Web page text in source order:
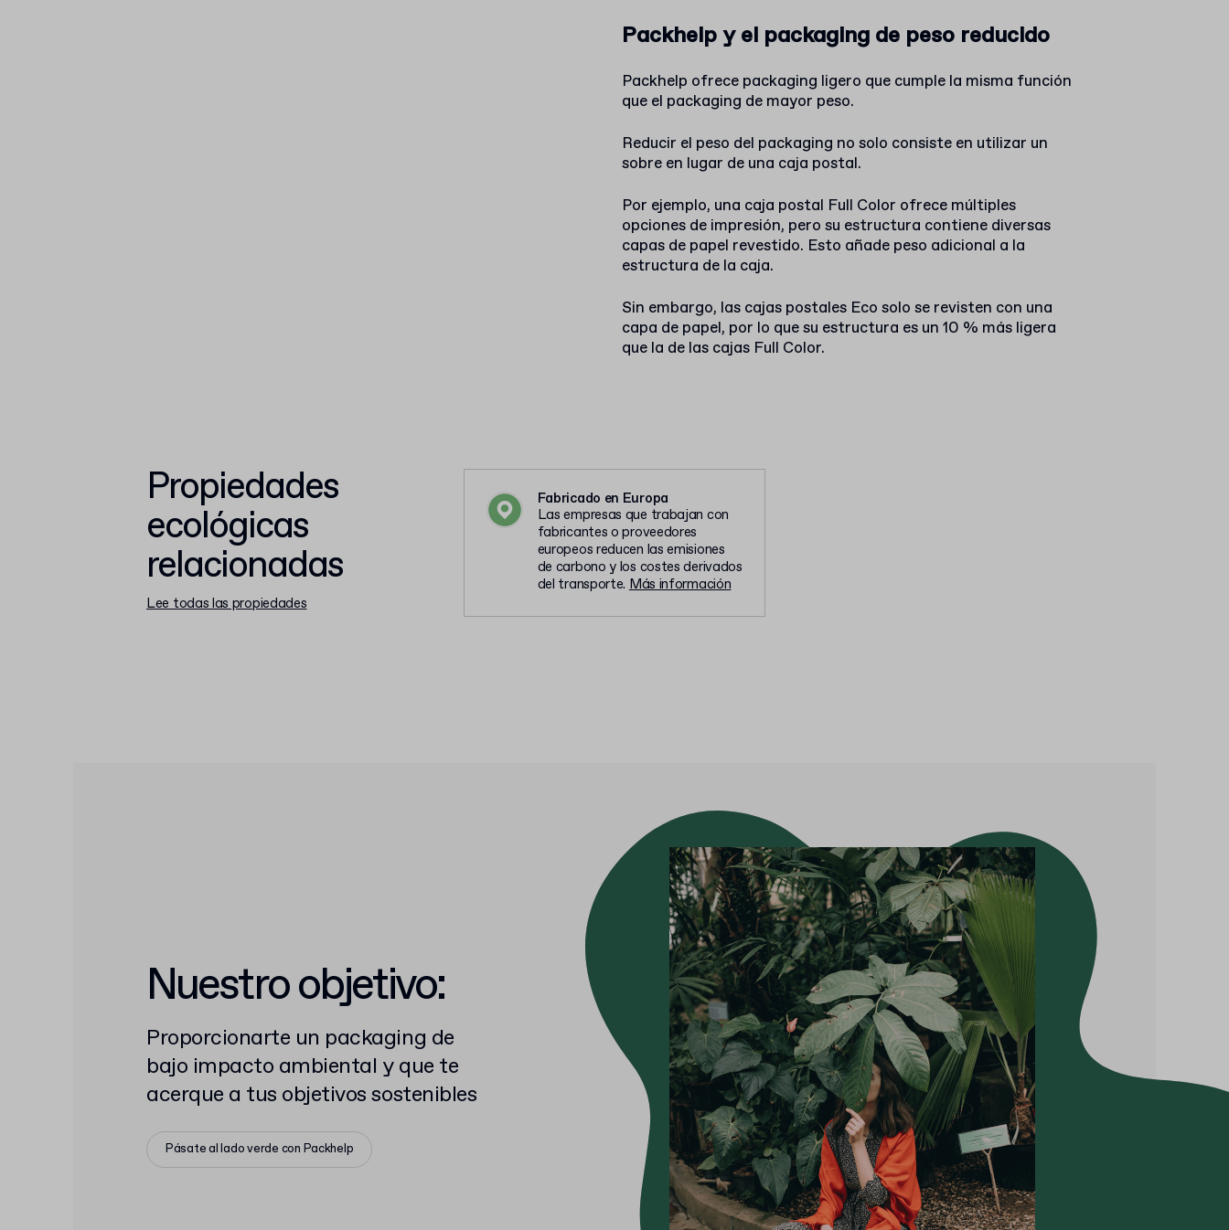
Packhelp y el packaging de peso reducido
Packhelp ofrece packaging ligero que cumple la misma función
que el packaging de mayor peso.
Reducir el peso del packaging no solo consiste en utilizar un
sobre en lugar de una caja postal.
Por ejemplo, una caja postal Full Color ofrece múltiples
opciones de impresión, pero su estructura contiene diversas
capas de papel revestido. Esto añade peso adicional a la
estructura de la caja.
Sin embargo, las cajas postales Eco solo se revisten con una
capa de papel, por lo que su estructura es un 10 % más ligera
que la de las cajas Full Color.
Propiedades
ecológicas
relacionadas
Lee todas las propiedades
Fabricado en Europa
Las empresas que trabajan con
fabricantes o proveedores
europeos reducen las emisiones
de carbono y los costes derivados
del transporte. Más información
Nuestro objetivo:
Proporcionarte un packaging de
bajo impacto ambiental y que te
acerque a tus objetivos sostenibles
Pásate al lado verde con Packhelp